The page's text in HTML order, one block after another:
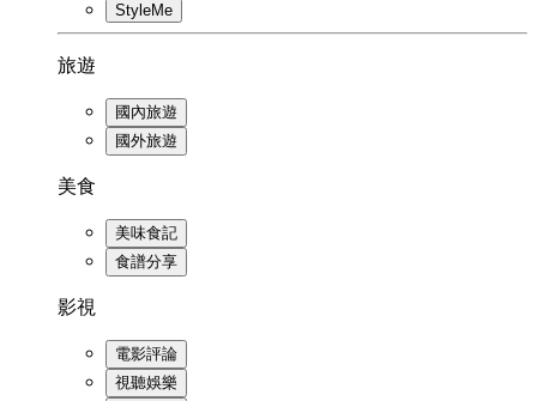
StyleMe
旅遊
國內旅遊
國外旅遊
美食
美味食記
食譜分享
影視
電影評論
視聽娛樂